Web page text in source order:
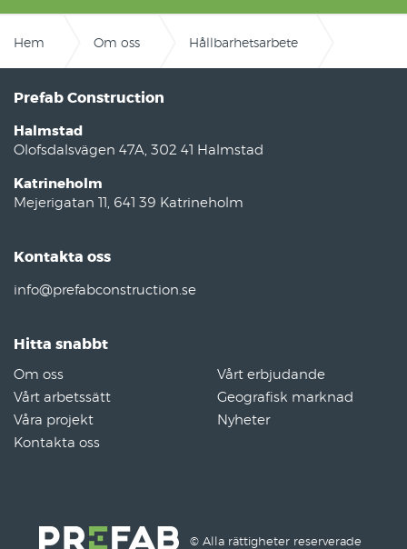
Hem Om oss Hållbarhetsarbete
Prefab Construction
Halmstad
Olofsdalsvägen 47A, 302 41 Halmstad
Katrineholm
Mejerigatan 11, 641 39 Katrineholm
Kontakta oss
info@prefabconstruction.se
Hitta snabbt
Om oss
Vårt erbjudande
Vårt arbetssätt
Geografisk marknad
Våra projekt
Nyheter
Kontakta oss
© Alla rättigheter reserverade